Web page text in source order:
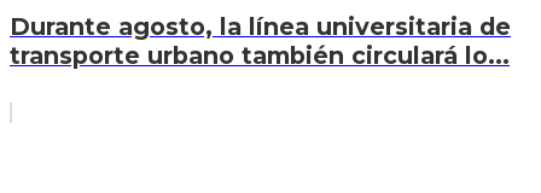
Durante agosto, la línea universitaria de
transporte urbano también circulará lo...